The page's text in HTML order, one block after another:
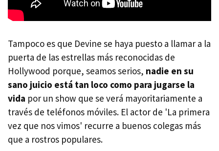
Tampoco es que Devine se haya puesto a llamar a la
puerta de las estrellas más reconocidas de
Hollywood porque, seamos serios, nadie en su
sano juicio está tan loco como para jugarse la
vida por un show que se verá mayoritariamente a
través de teléfonos móviles. El actor de 'La primera
vez que nos vimos' recurre a buenos colegas más
que a rostros populares.